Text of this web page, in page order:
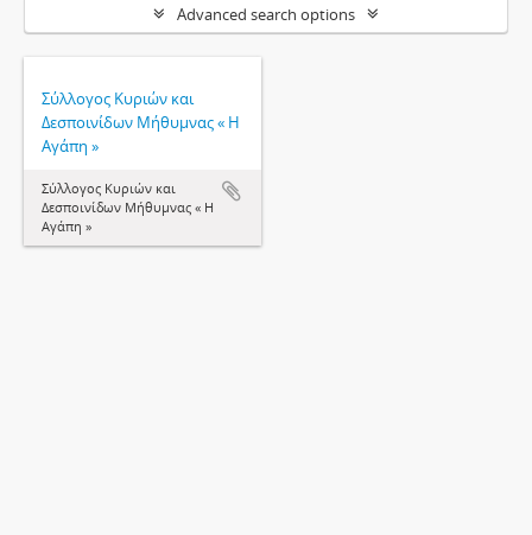
Advanced search options
Σύλλογος Κυριών και
Δεσποινίδων Μήθυμνας « Η
Αγάπη »
Σύλλογος Κυριών και
Δεσποινίδων Μήθυμνας « Η
Αγάπη »